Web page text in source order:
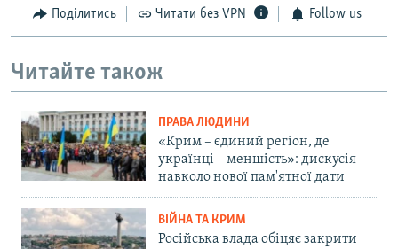
Поділитись Читати без VPN Follow us
Читайте також
ПРАВА ЛЮДИНИ
«Крим – єдиний регіон, де
українці – меншість»: дискусія
навколо нової пам'ятної дати
ВІЙНА ТА КРИМ
Російська влада обіцяє закрити